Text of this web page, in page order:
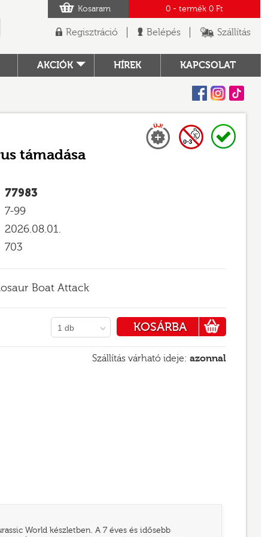
Kosaram 0 - termék 0 Ft
Regisztráció Belépés Szállítás
AKCIÓK HÍREK KAPCSOLAT
támadása
77983
7-99
2026.08.01.
703
Boat Attack
1 db
KOSÁRBA
Szállítás várható ideje: azonnal
World készletben. A 7 éves és idősebb